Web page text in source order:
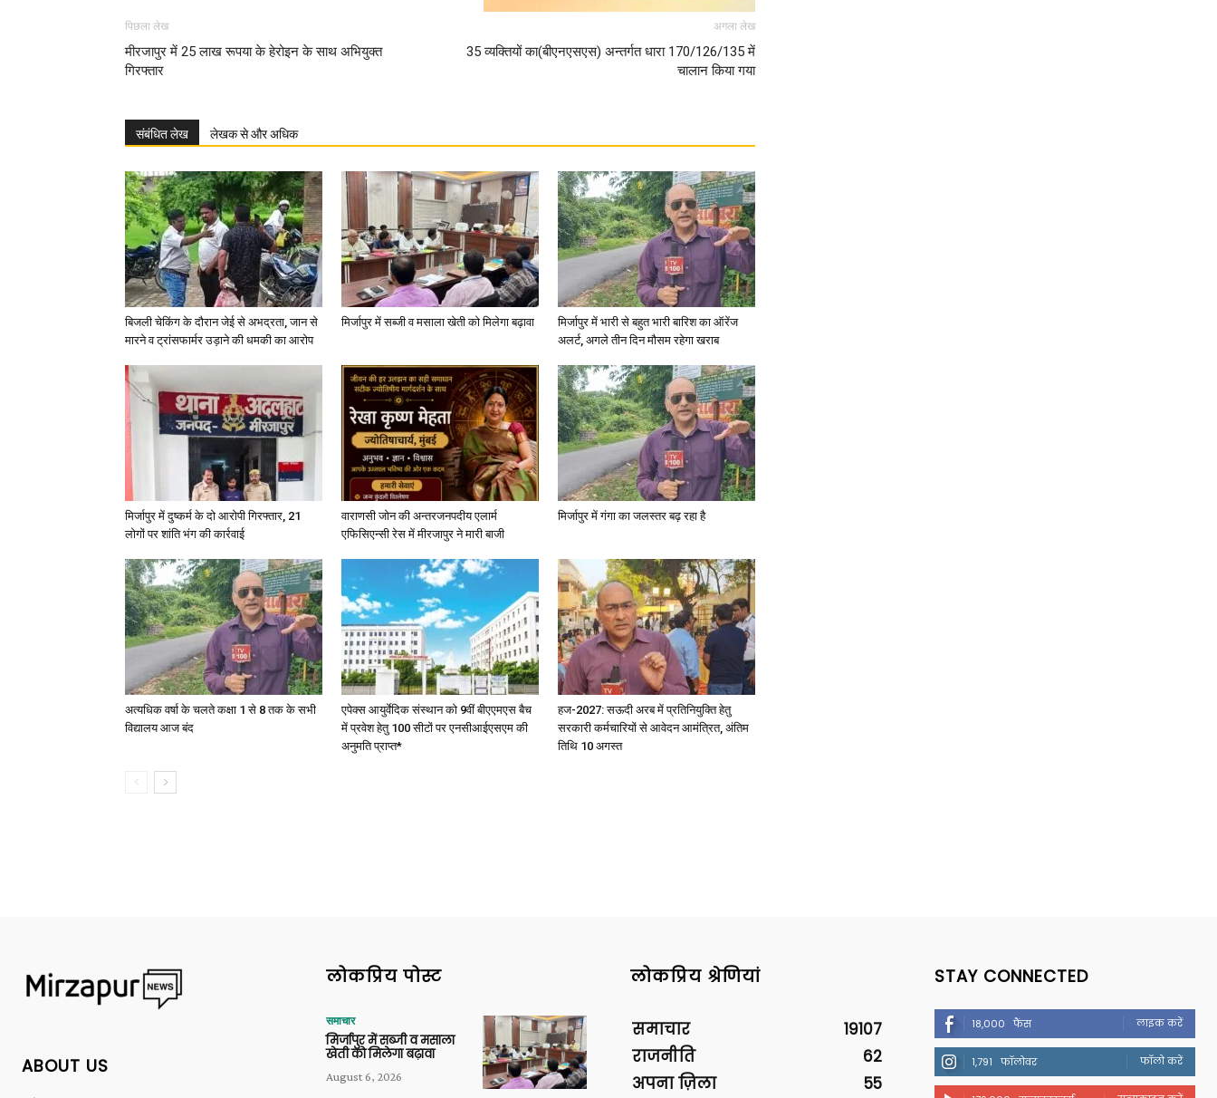
पिछला लेख
मीरजापुर में 25 लाख रूपया के हेरोइन के साथ अभियुक्त
गिरफ्तार
अगला लेख
35 व्यक्तियों का(बीएनएसएस) अन्तर्गत धारा 170/126/135 में
चालान किया गया
संबंधित लेख लेखक से और अधिक
बिजली चेकिंग के दौरान जेई से अभद्रता, जान से
मारने व ट्रांसफार्मर उड़ाने की धमकी का आरोप
मिर्जापुर में सब्जी व मसाला खेती को मिलेगा बढ़ावा
मिर्जापुर में भारी से बहुत भारी बारिश का ऑरेंज
अलर्ट, अगले तीन दिन मौसम रहेगा खराब
मिर्जापुर में दुष्कर्म के दो आरोपी गिरफ्तार, 21
लोगों पर शांति भंग की कार्रवाई
वाराणसी जोन की अन्तरजनपदीय एलार्म
एफिसिएन्सी रेस में मीरजापुर ने मारी बाजी
मिर्जापुर में गंगा का जलस्तर बढ़ रहा है
अत्यधिक वर्षा के चलते कक्षा 1 से 8 तक के सभी
विद्यालय आज बंद
एपेक्स आयुर्वेदिक संस्थान को 9वीं बीएएमएस बैच
में प्रवेश हेतु 100 सीटों पर एनसीआईएसएम की
अनुमति प्राप्त*
हज-2027: सऊदी अरब में प्रतिनियुक्ति हेतु
सरकारी कर्मचारियों से आवेदन आमंत्रित, अंतिम
तिथि 10 अगस्त
ABOUT US
लोकप्रिय पोस्ट
समाचार
मिर्जापुर में सब्जी व मसाला
खेती को मिलेगा बढ़ावा
August 6, 2026
लोकप्रिय श्रेणियां
समाचार
19107
राजनीति
62
अपना ज़िला
55
STAY CONNECTED
18,000 फैंस लाइक करें
1,791 फॉलोवर फॉलो करें